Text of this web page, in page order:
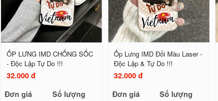
ỐP LƯNG IMD CHỐNG SỐC
- Độc Lập Tự Do !!!
32.000 đ
Đơn giá
Số lượng
Ốp Lưng IMD Đổi Màu Laser -
Độc Lập & Tự Do !!!
32.000 đ
Đơn giá
Số lượng